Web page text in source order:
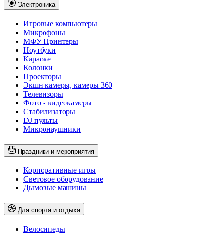
Электроника
Игровые компьютеры
Микрофоны
МФУ Принтеры
Ноутбуки
Караоке
Колонки
Проекторы
Экшн камеры, камеры 360
Телевизоры
Фото - видеокамеры
Стабилизаторы
DJ пульты
Микронаушники
Праздники и мероприятия
Корпоративные игры
Световое оборудование
Дымовые машины
Для спорта и отдыха
Велосипеды